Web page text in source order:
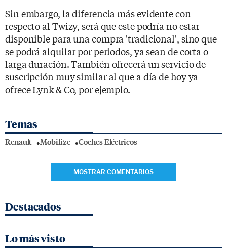
Sin embargo, la diferencia más evidente con
respecto al Twizy, será que este podría no estar
disponible para una compra 'tradicional', sino que
se podrá alquilar por periodos, ya sean de corta o
larga duración. También ofrecerá un servicio de
suscripción muy similar al que a día de hoy ya
ofrece Lynk & Co, por ejemplo.
Temas
Renault Mobilize Coches Eléctricos
MOSTRAR COMENTARIOS
Destacados
Lo más visto